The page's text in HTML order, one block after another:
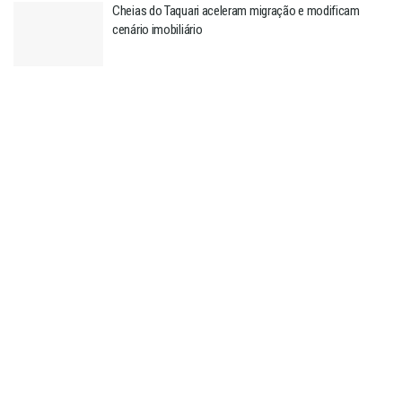
Cheias do Taquari aceleram migração e modificam
cenário imobiliário